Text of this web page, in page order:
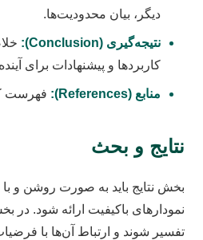
دیگر، بیان محدودیت‌ها.
نتیجه‌گیری (Conclusion):
کاربردها و پیشنهادات برای
منابع (References): فهرست
نتایج و بحث
بخش نتایج باید به صورت روشن و با
نمودارهای باکیفیت ارائه شود. در
تفسیر شوند و ارتباط آن‌ها با